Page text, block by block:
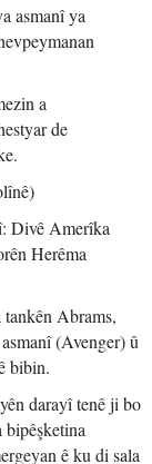
ya
a
de
Amerîka
Herêma
Abrams,
(Avenger) û
bibin.
darayî tenê ji bo
ê ku di sala